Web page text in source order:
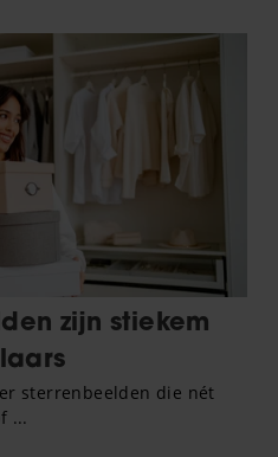
van hun services. U
als u onze website blijft